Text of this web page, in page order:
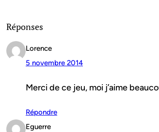
Réponses
Lorence
5 novembre 2014
Merci de ce jeu, moi j’aime
Répondre
Eguerre